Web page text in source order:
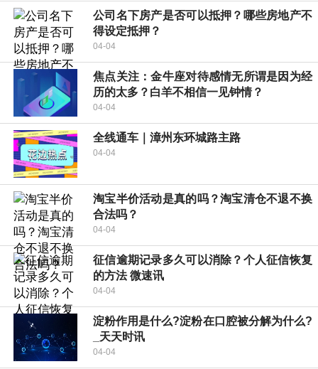
公司名下房产是否可以抵押？哪些房地产不
得设定抵押？
04-04
焦点关注：金牛座对待感情无所谓是因为经
历的太多？白羊不相信一见钟情？
04-04
全线通车｜漳州东环城路主路
04-04
淘宝半价活动是真的吗？淘宝清仓不退不换
合法吗？
04-04
征信逾期记录多久可以消除？个人征信恢复
的方法 微速讯
04-04
淀粉作用是什么?淀粉在口腔被分解为什么?
_天天时讯
04-04